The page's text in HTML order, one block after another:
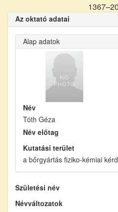
Az oktató adatai
Alap adatok
Név
Tóth Géza
Név előtag
Kutatási terület
a bőrgyártás fiziko-kémiai
Születési név
Névváltozatok